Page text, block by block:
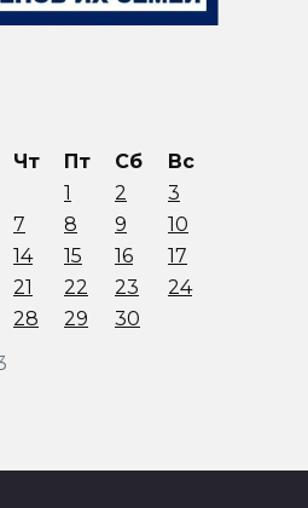
Чт Пт Сб
Вс
1
2
3
7 8 9
10
14 15 16
17
21 22 23
24
28 29 30